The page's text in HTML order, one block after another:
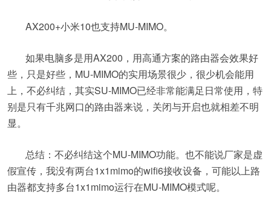
AX200+小米10也支持MU-MIMO。
如果电脑多是用AX200，用高通方案的路由器会效果好
些，只是好些，MU-MIMO的实用场景很少，很少机会能用
上，不必纠结，其实SU-MIMO已经非常能满足日常使用，特
别是只有千兆网口的路由器来说，关闭与开启也就相差不明
显。
总结：不必纠结这个MU-MIMO功能。也不能说厂家是虚
假宣传，我没有两台1x1mimo的wifi6接收设备，可能以上路
由器都支持多台1x1mimo运行在MU-MIMO模式呢。